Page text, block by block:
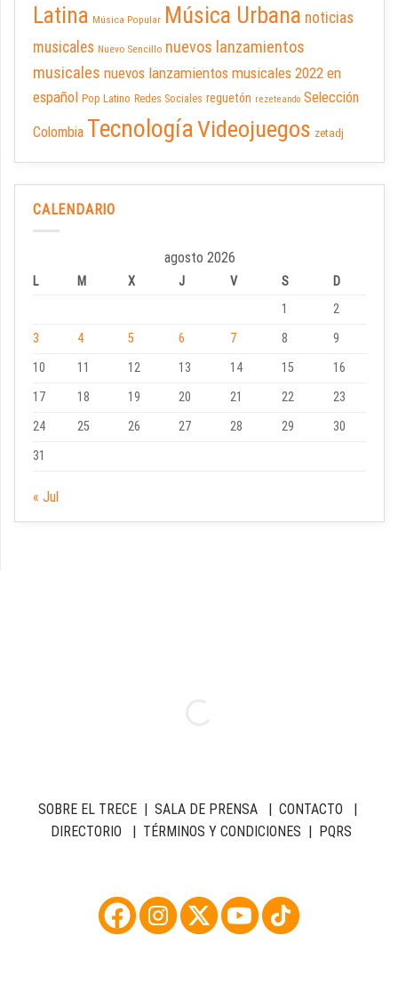
Latina Música Popular Música Urbana noticias
musicales Nuevo Sencillo nuevos lanzamientos
musicales nuevos lanzamientos musicales 2022 en
español Pop Latino Redes Sociales reguetón rezeteando Selección
Colombia TecnologíaVideojuegos zetadj
CALENDARIO
agosto 2026
L M X J V S
D
1
2
3
4 5 6 7 8
9
10
11 12 13 14 15
16
17
18 19 20 21 22
23
24
25 26 27 28 29
30
31
« Jul
SOBRE EL TRECE| SALA DE PRENSA| CONTACTO
DIRECTORIO
TÉRMINOS Y CONDICIONES PQRS